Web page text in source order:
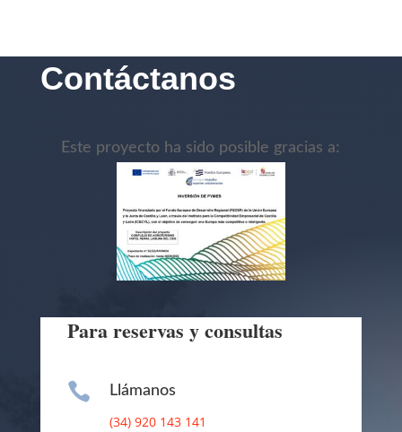
Contáctanos
Este proyecto ha sido posible gracias a:
Para reservas y consultas
 Llámanos
(34) 920 143 141